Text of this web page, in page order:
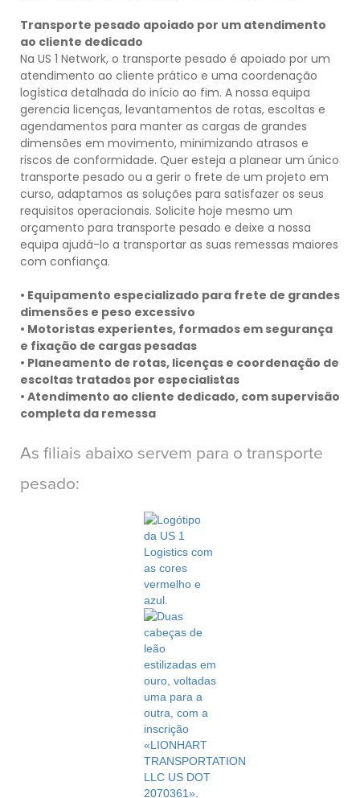
Transporte pesado apoiado por um atendimento
ao cliente dedicado
Na US 1 Network, o transporte pesado é apoiado por um
atendimento ao cliente prático e uma coordenação
logística detalhada do início ao fim. A nossa equipa
gerencia licenças, levantamentos de rotas, escoltas e
agendamentos para manter as cargas de grandes
dimensões em movimento, minimizando atrasos e
riscos de conformidade. Quer esteja a planear um único
transporte pesado ou a gerir o frete de um projeto em
curso, adaptamos as soluções para satisfazer os seus
requisitos operacionais. Solicite hoje mesmo um
orçamento para transporte pesado e deixe a nossa
equipa ajudá-lo a transportar as suas remessas maiores
com confiança.
• Equipamento especializado para frete de grandes
dimensões e peso excessivo
• Motoristas experientes, formados em segurança
e fixação de cargas pesadas
• Planeamento de rotas, licenças e coordenação de
escoltas tratados por especialistas
• Atendimento ao cliente dedicado, com supervisão
completa da remessa
As filiais abaixo servem para o transporte
pesado: